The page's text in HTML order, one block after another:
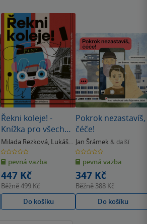
Řekni koleje! -
Knížka pro všechny
dopravní
prostředky světa
Milada Rezková, Lukáš
Urbánek
0.0
z
5
hvězdiček
pevná vazba
447 Kč
Běžně499 Kč
Do košíku
Pokrok nezastavíš,
čéče!
Jan Šrámek & další
0.0
z
5
hvězdiček
pevná vazba
347 Kč
Běžně 388 Kč
Do košíku